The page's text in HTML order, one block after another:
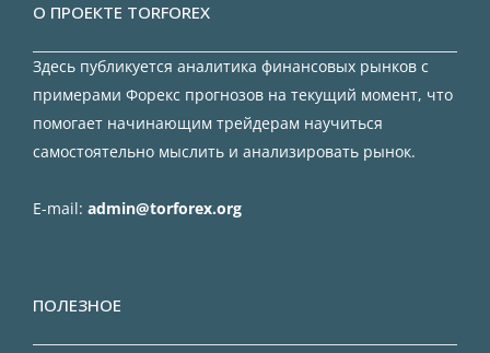
О ПРОЕКТЕ TORFOREX
Здесь публикуется аналитика финансовых рынков с
примерами Форекс прогнозов на текущий момент, что
помогает начинающим трейдерам научиться
самостоятельно мыслить и анализировать рынок.
E-mail: admin@torforex.org
ПОЛЕЗНОЕ